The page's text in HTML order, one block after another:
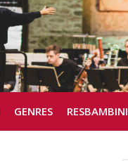
GENRES RESBAMBINI